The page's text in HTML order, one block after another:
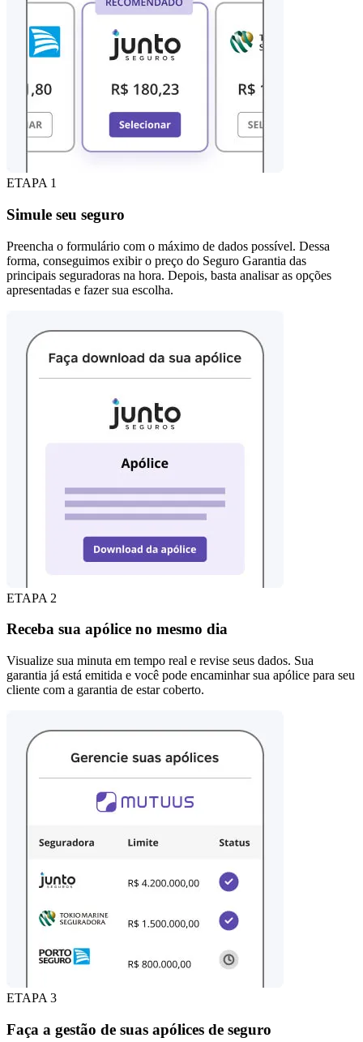
ETAPA 1
Simule seu seguro
Preencha o formulário com o máximo de dados possível. Dessa
forma, conseguimos exibir o preço do Seguro Garantia das
principais seguradoras na hora. Depois, basta analisar as opções
apresentadas e fazer sua escolha.
ETAPA 2
Receba sua apólice no mesmo dia
Visualize sua minuta em tempo real e revise seus dados. Sua
garantia já está emitida e você pode encaminhar sua apólice para seu
cliente com a garantia de estar coberto.
ETAPA 3
Faça a gestão de suas apólices de seguro